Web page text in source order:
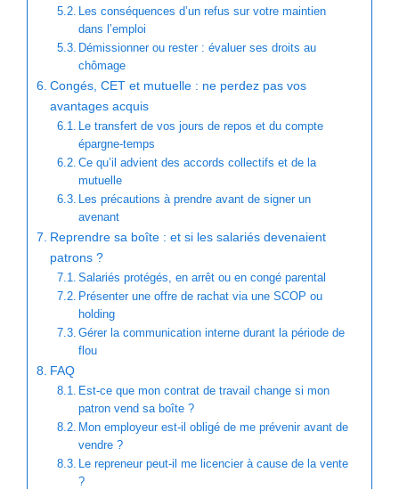
Les conséquences d’un refus sur votre maintien
dans l’emploi
Démissionner ou rester : évaluer ses droits au
chômage
Congés, CET et mutuelle : ne perdez pas vos
avantages acquis
Le transfert de vos jours de repos et du compte
épargne-temps
Ce qu’il advient des accords collectifs et de la
mutuelle
Les précautions à prendre avant de signer un
avenant
Reprendre sa boîte : et si les salariés devenaient
patrons ?
Salariés protégés, en arrêt ou en congé parental
Présenter une offre de rachat via une SCOP ou
holding
Gérer la communication interne durant la période de
flou
FAQ
Est-ce que mon contrat de travail change si mon
patron vend sa boîte ?
Mon employeur est-il obligé de me prévenir avant de
vendre ?
Le repreneur peut-il me licencier à cause de la vente
?